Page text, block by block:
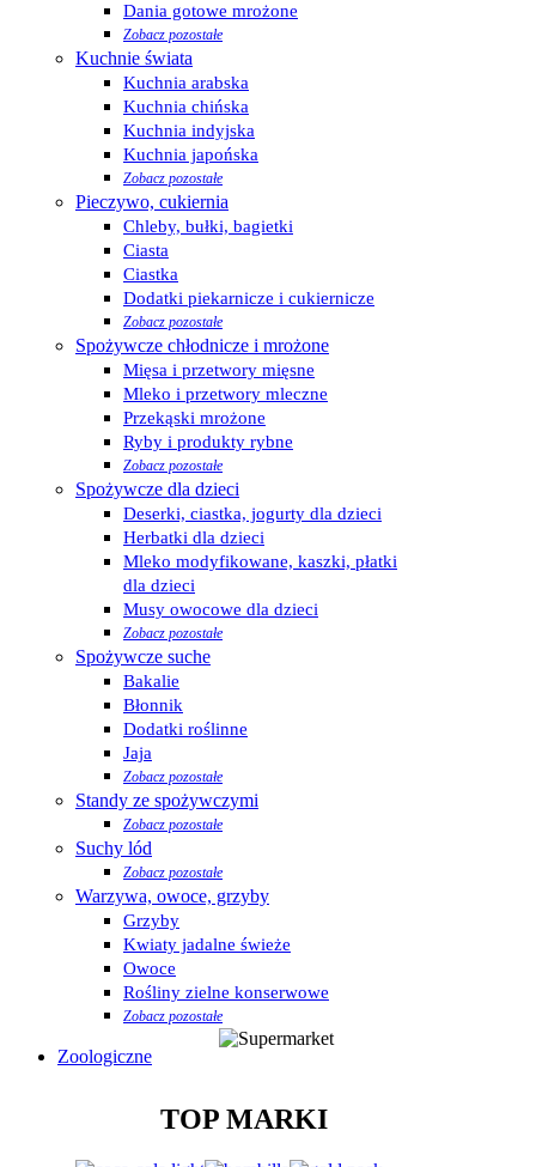
Dania gotowe mrożone
Zobacz pozostałe
Kuchnie świata
Kuchnia arabska
Kuchnia chińska
Kuchnia indyjska
Kuchnia japońska
Zobacz pozostałe
Pieczywo, cukiernia
Chleby, bułki, bagietki
Ciasta
Ciastka
Dodatki piekarnicze i cukiernicze
Zobacz pozostałe
Spożywcze chłodnicze i mrożone
Mięsa i przetwory mięsne
Mleko i przetwory mleczne
Przekąski mrożone
Ryby i produkty rybne
Zobacz pozostałe
Spożywcze dla dzieci
Deserki, ciastka, jogurty dla dzieci
Herbatki dla dzieci
Mleko modyfikowane, kaszki, płatki
dla dzieci
Musy owocowe dla dzieci
Zobacz pozostałe
Spożywcze suche
Bakalie
Błonnik
Dodatki roślinne
Jaja
Zobacz pozostałe
Standy ze spożywczymi
Zobacz pozostałe
Suchy lód
Zobacz pozostałe
Warzywa, owoce, grzyby
Grzyby
Kwiaty jadalne świeże
Owoce
Rośliny zielne konserwowe
Zobacz pozostałe
Zoologiczne
TOP MARKI